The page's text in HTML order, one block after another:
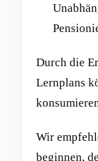
Durch die
Lernplans
Wir
beginnen,